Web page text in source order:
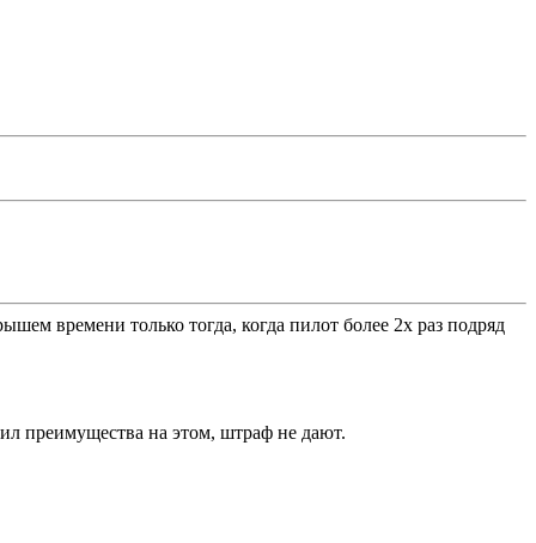
времени только тогда, когда пилот более 2х раз подряд
преимущества на этом, штраф не дают.